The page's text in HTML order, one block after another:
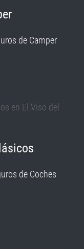
de Camper
de Coches